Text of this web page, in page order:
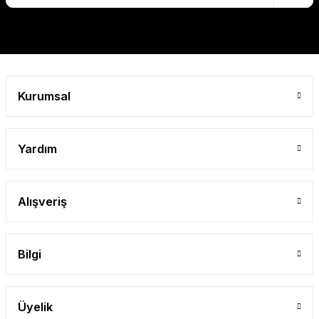
Kurumsal
Yardım
Alışveriş
Bilgi
Üyelik